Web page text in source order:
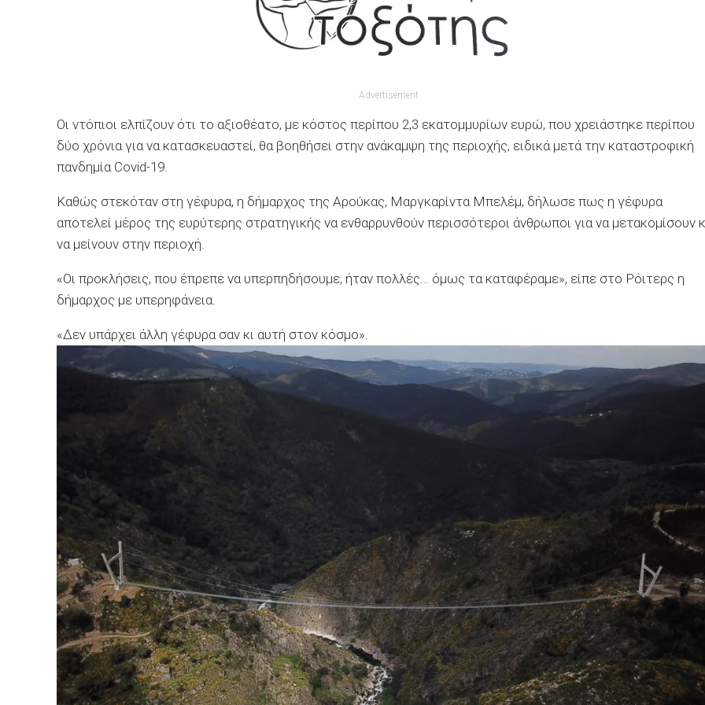
Advertisement
Οι ντόπιοι ελπίζουν ότι το αξιοθέατο, με κόστος περίπου 2,3 εκατομμυρίων ευρώ, που χρειάστηκε περίπου
δύο χρόνια για να κατασκευαστεί, θα βοηθήσει στην ανάκαμψη της περιοχής, ειδικά μετά την καταστροφική
πανδημία Covid-19.
Καθώς στεκόταν στη γέφυρα, η δήμαρχος της Αρούκας, Μαργκαρίντα Μπελέμ, δήλωσε πως η γέφυρα
αποτελεί μέρος της ευρύτερης στρατηγικής να ενθαρρυνθούν περισσότεροι άνθρωποι για να μετακομίσουν
να μείνουν στην περιοχή.
«Οι προκλήσεις, που έπρεπε να υπερπηδήσουμε, ήταν πολλές… όμως τα καταφέραμε», είπε στο Ρόιτερς η
δήμαρχος με υπερηφάνεια.
«Δεν υπάρχει άλλη γέφυρα σαν κι αυτή στον κόσμο».